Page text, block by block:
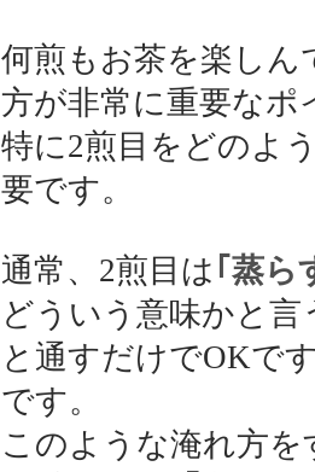
何煎もお茶を楽しん
方が非常に重要な
特に2煎目をどのよ
要です。
通常、2煎目は ｢蒸ら
どういう意味かと
と通すだけでOKで
です。
このような淹れ方